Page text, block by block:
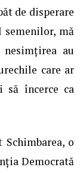
de disperare
mă
au
care ar
să încerce ca
o
Democrată